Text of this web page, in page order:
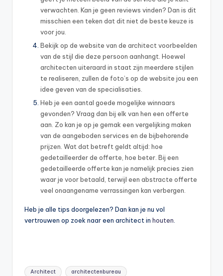
verwachten. Kan je geen reviews vinden? Dan is dit
misschien een teken dat dit niet de beste keuze is
voor jou.
Bekijk op de website van de architect voorbeelden
van de stijl die deze persoon aanhangt. Hoewel
architecten uiteraard in staat zijn meerdere stijlen
te realiseren, zullen de foto’s op de website jou een
idee geven van de specialisaties.
Heb je een aantal goede mogelijke winnaars
gevonden? Vraag dan bij elk van hen een offerte
aan. Zo kan je op je gemak een vergelijking maken
van de aangeboden services en de bijbehorende
prijzen. Wat dat betreft geldt altijd: hoe
gedetailleerder de offerte, hoe beter. Bij een
gedetailleerde offerte kan je namelijk precies zien
waar je voor betaald, terwijl een abstracte offerte
veel onaangename verrassingen kan verbergen.
Heb je alle tips doorgelezen? Dan kan je nu vol
vertrouwen op zoek naar een architect in houten
Tags:
Architect architectenbureau